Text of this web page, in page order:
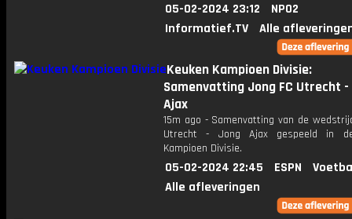
05-02-2024 23:12
NPO2
Informatief.TV
Alle
Keuken Kampioen Divisie:
Samenvatting Jong FC Utrecht
Ajax
15m ago - Samenvatting van de
Utrecht - Jong Ajax gespeeld in
Kampioen Divisie.
05-02-2024 22:45 ESPN
Alle afleveringen